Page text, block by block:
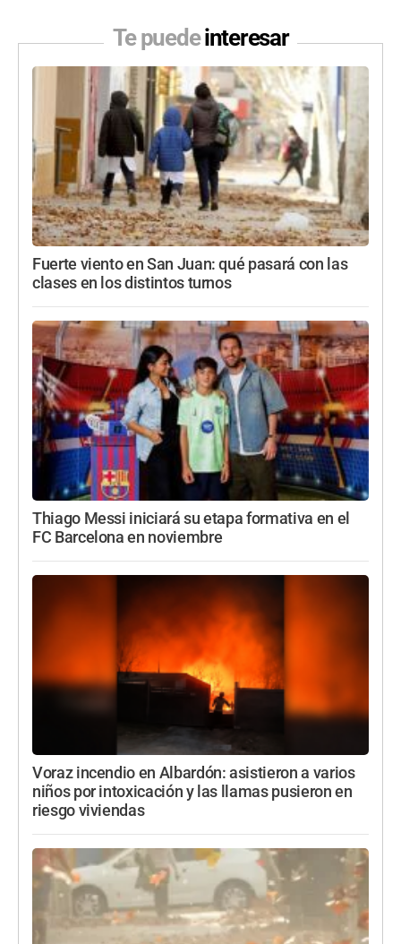
Te puedeinteresar
Fuerte viento en San Juan: qué pasará con las
clases en los distintos turnos
Thiago Messi iniciará su etapa formativa en el
FC Barcelona en noviembre
Voraz incendio en Albardón: asistieron a varios
niños por intoxicación y las llamas pusieron en
riesgo viviendas